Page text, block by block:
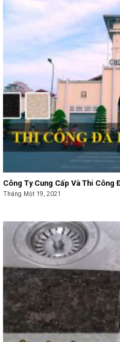
Công Ty Cung Cấp Và Thi Công
Tháng Một 19, 2021